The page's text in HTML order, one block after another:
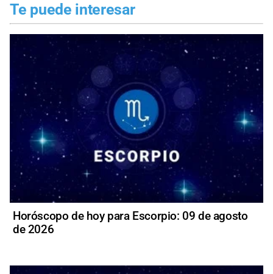
Te puede interesar
Horóscopo de hoy para Escorpio: 09 de agosto
de 2026